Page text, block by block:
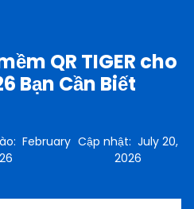
QR TIGER cho
Bạn Cần Biết
: February Cập nhật:July 20,
2026